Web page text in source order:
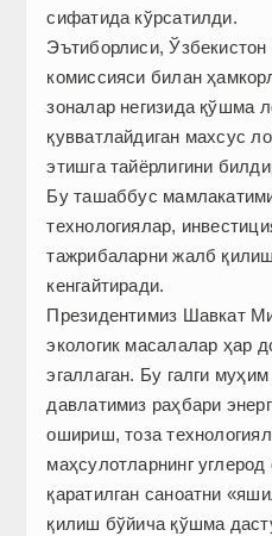
сифатида кўрсатилди.
Эътиборлиси,
комиссияси билан
зоналар негизида қўшма
қувватлайдиган махсус
этишга тайёрлигини
Бу ташаббус
технологиялар,
тажрибаларни жалб
кенгайтиради.
Президентимиз Шавкат
экологик масалалар ҳар
эгаллаган. Бу галги
давлатимиз раҳбари
ошириш, тоза
маҳсулотларнинг
қаратилган саноатни
қилиш бўйича қўшма